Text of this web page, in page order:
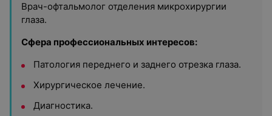
Врач-офтальмолог отделения микрохирургии
глаза.
Сфера профессиональных интересов:
Патология переднего и заднего отрезка глаза.
Хирургическое лечение.
Диагностика.